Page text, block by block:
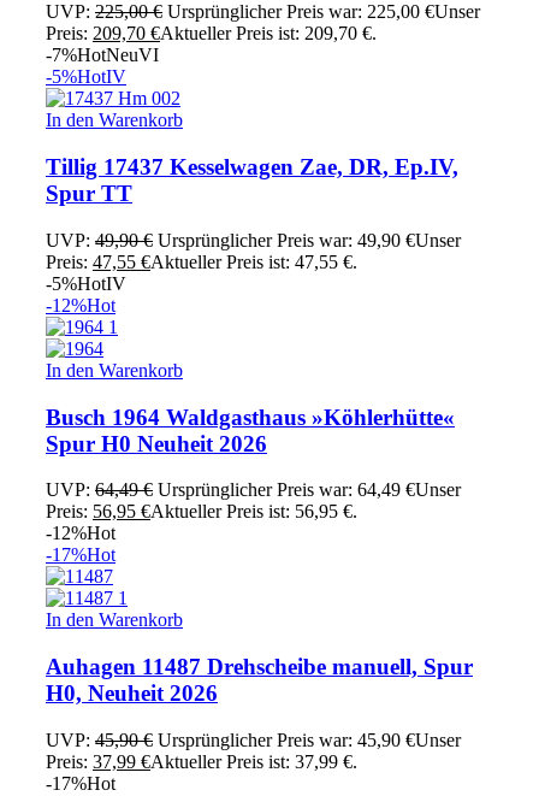
UVP: 225,00€ Ursprünglicher Preis war: 225,00 €Unser
Preis: 209,70 €Aktueller Preis ist: 209,70 €.
-7%HotNeuVI
-5%HotIV
In den Warenkorb
Tillig 17437 Kesselwagen Zae, DR, Ep.IV,
Spur TT
UVP: 49,90€ Ursprünglicher Preis war: 49,90 €Unser
Preis: 47,55 €Aktueller Preis ist: 47,55 €.
-5%HotIV
-12%Hot
In den Warenkorb
Busch 1964 Waldgasthaus »Köhlerhütte«
Spur H0 Neuheit 2026
UVP: 64,49€ Ursprünglicher Preis war: 64,49 €Unser
Preis: 56,95 €Aktueller Preis ist: 56,95 €.
-12%Hot
-17%Hot
In den Warenkorb
Auhagen 11487 Drehscheibe manuell, Spur
H0, Neuheit 2026
UVP: 45,90€ Ursprünglicher Preis war: 45,90 €Unser
Preis: 37,99 €Aktueller Preis ist: 37,99 €.
-17%Hot